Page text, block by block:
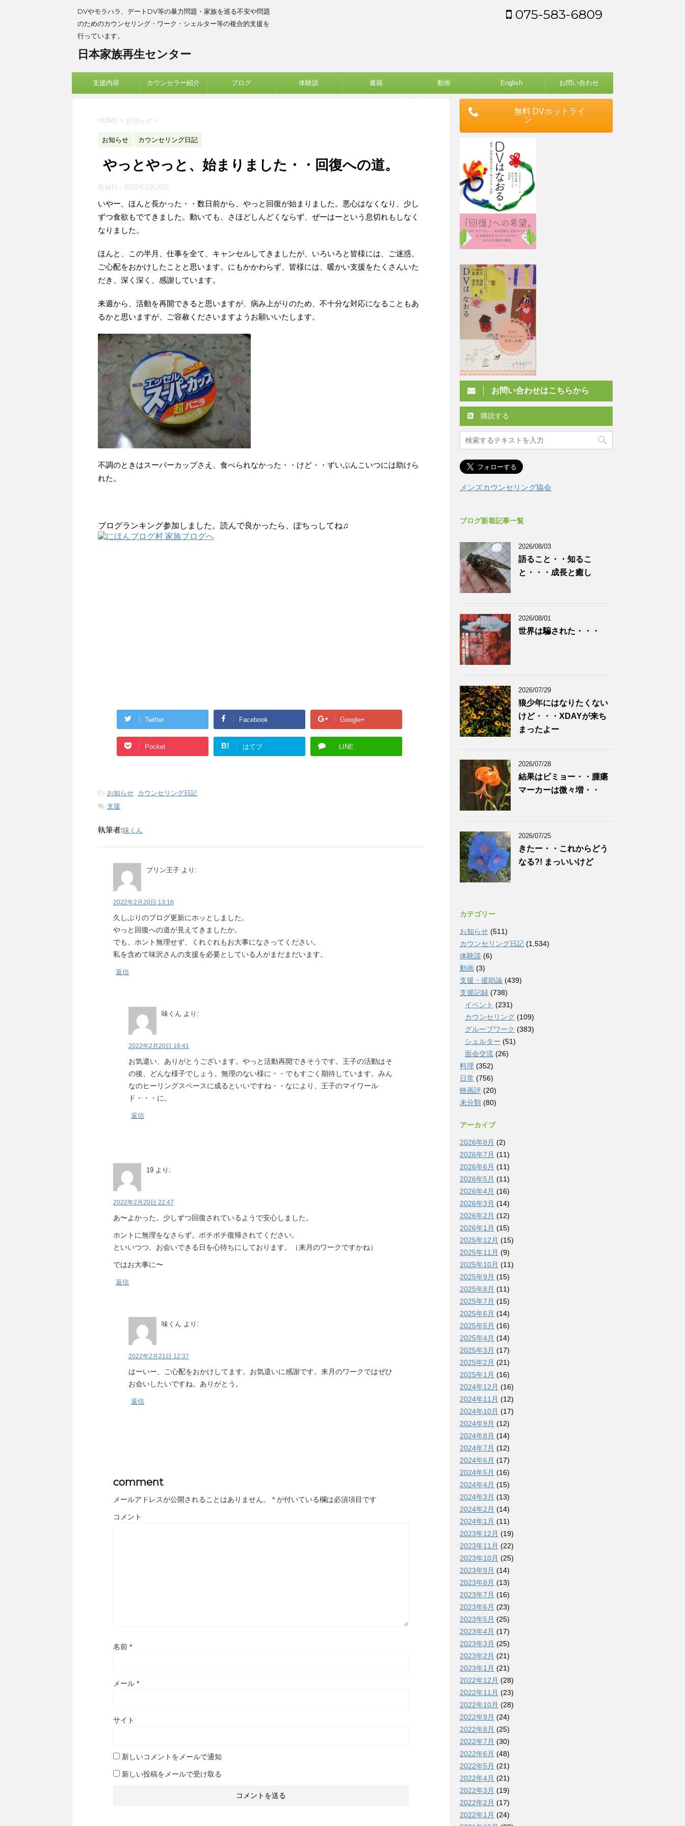
DVやモラハラ、デートDV等の暴力問題・家族を巡る不安や問題
のためのカウンセリング・ワーク・シェルター等の複合的支援を
行っています。
日本家族再生センター
075-583-6809
支援内容 カウンセラー紹介 ブログ 体験談 書籍 動画 English お問い合わせ
HOME > お知らせ >
お知らせ カウンセリング日記
やっとやっと、始まりました・・回復への道。
投稿日： 2022年2月20日
いやー、ほんと長かった・・数日前から、やっと回復が始まりました。悪心はなくなり、少し
ずつ食欲もでてきました。動いても、さほどしんどくならず、ぜーはーという息切れもしなく
なりました。
ほんと、この半月、仕事を全て、キャンセルしてきましたが、いろいろと皆様には、ご迷惑、
ご心配をおかけしたことと思います。にもかかわらず、皆様には、暖かい支援をたくさんいた
だき、深く深く、感謝しています。
来週から、活動を再開できると思いますが、病み上がりのため、不十分な対応になることもあ
るかと思いますが、ご容赦くださいますようお願いいたします。
不調のときはスーパーカップさえ、食べられなかった・・けど・・ずいぶんこいつには助けら
れた。
ブログランキング参加しました。読んで良かったら、ぽちっしてね♫
Twitter Facebook Google+
Pocket B! はてブ LINE
-お知らせ, カウンセリング日記
-支援
執筆者:味くん
プリン王子 より:
2022年2月20日 13:16
久しぶりのブログ更新にホッとしました。
やっと回復への道が見えてきましたか。
でも、ホント無理せず、くれぐれもお大事になさってください。
私を含めて味沢さんの支援を必要としている人がまだまだいます。
返信
味くん より:
2022年2月20日 16:41
お気遣い、ありがとうございます。やっと活動再開できそうです。王子の活動はそ
の後、どんな様子でしょう。無理のない様に・・でもすごく期待しています。みん
なのヒーリングスペースに成るといいですね・・なにより、王子のマイワール
ド・・・に。
返信
19 より:
2022年2月20日 22:47
あ〜よかった。少しずつ回復されているようで安心しました。
ホントに無理をなさらず。ボチボチ復帰されてください。
といいつつ、お会いできる日を心待ちにしております。（来月のワークですかね）
ではお大事に〜
返信
味くん より:
2022年2月21日 12:37
はーいー、ご心配をおかけしてます。お気遣いに感謝です。来月のワークではぜひ
お会いしたいですね。ありがとう。
返信
comment
メールアドレスが公開されることはありません。 * が付いている欄は必須項目です
コメント
名前 *
メール *
サイト
新しいコメントをメールで通知
新しい投稿をメールで受け取る
無料 DVホットライ
ン
お問い合わせはこちらから
購読する
メンズカウンセリング協会
ブログ新着記事一覧
2026/08/03
語ること・・知るこ
と・・・成長と癒し
2026/08/01
世界は騙された・・・
2026/07/29
狼少年にはなりたくない
けど・・・XDAYが来ち
まったよー
2026/07/28
結果はビミョー・・腫瘍
マーカーは微々増・・
2026/07/25
きたー・・これからどう
なる?! まっいいけど
カテゴリー
お知らせ (511)
カウンセリング日記 (1,534)
体験談 (6)
動画 (3)
支援・援助論 (439)
支援記録 (738)
イベント (231)
カウンセリング (109)
グループワーク (383)
シェルター (51)
面会交流 (26)
料理 (352)
日常 (756)
映画評 (20)
未分類 (80)
アーカイブ
2026年8月 (2)
2026年7月 (11)
2026年6月 (11)
2026年5月 (11)
2026年4月 (16)
2026年3月 (14)
2026年2月 (12)
2026年1月 (15)
2025年12月 (15)
2025年11月 (9)
2025年10月 (11)
2025年9月 (15)
2025年8月 (11)
2025年7月 (15)
2025年6月 (14)
2025年5月 (16)
2025年4月 (14)
2025年3月 (17)
2025年2月 (21)
2025年1月 (16)
2024年12月 (16)
2024年11月 (12)
2024年10月 (17)
2024年9月 (12)
2024年8月 (14)
2024年7月 (12)
2024年6月 (17)
2024年5月 (16)
2024年4月 (15)
2024年3月 (13)
2024年2月 (14)
2024年1月 (11)
2023年12月 (19)
2023年11月 (22)
2023年10月 (25)
2023年9月 (14)
2023年8月 (13)
2023年7月 (16)
2023年6月 (23)
2023年5月 (25)
2023年4月 (17)
2023年3月 (25)
2023年2月 (21)
2023年1月 (21)
2022年12月 (28)
2022年11月 (23)
2022年10月 (28)
2022年9月 (24)
2022年8月 (25)
2022年7月 (30)
2022年6月 (48)
2022年5月 (21)
2022年4月 (21)
2022年3月 (19)
2022年2月 (17)
2022年1月 (24)